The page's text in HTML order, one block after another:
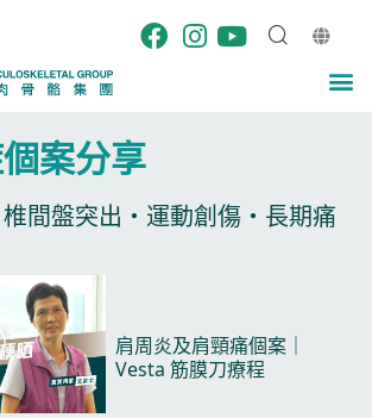
案分享​
間盤突出・運動創傷・長期痛
播
放
视
频
肩周炎及肩頸痛個案｜
Vesta 筋膜刀療程​
g
e
P
a
g
e
g
e
g
e
g
e